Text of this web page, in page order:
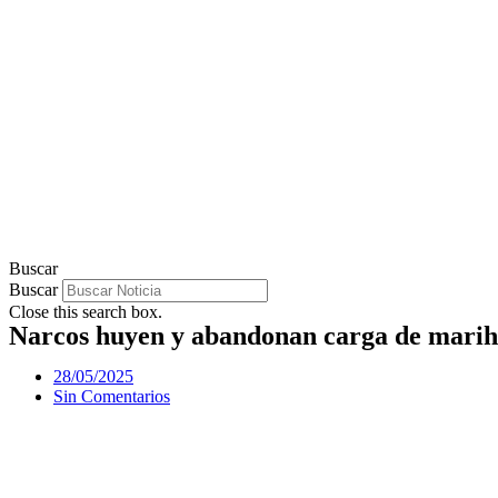
Buscar
Buscar
Close this search box.
Narcos huyen y abandonan carga de
28/05/2025
Sin Comentarios